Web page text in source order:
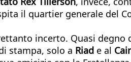
il quartier generale del
incerto. Quasi degno
stampa, solo a Riad e al